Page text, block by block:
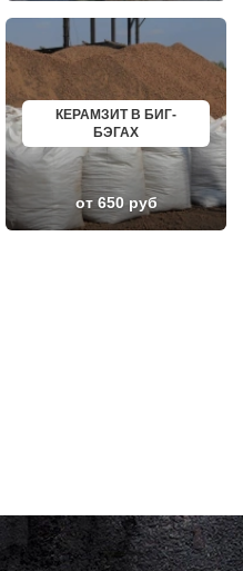
БЕРДСК
НЕФТЕЮГАНСК
ВОЛХОВ
САЛАВАТ
СОСНОВЫЙ БОР
РЕВДА
ГАГАРИН
ПОЧИНОК
ГУСЕВ
КУРГАНИНСК
ЩЕКИНО
БОБРОВ
ЛИСКИ
КУЗНЕЦК
КЕРАМЗИТ В БИГ-
БЭГАХ
от 650 руб